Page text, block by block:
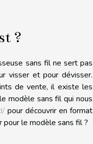
?
sans fil ne sert pas
visser et pour dévisser.
de vente, il existe les
modèle sans fil qui nous
pour découvrir en format
pour le modèle sans fil ?